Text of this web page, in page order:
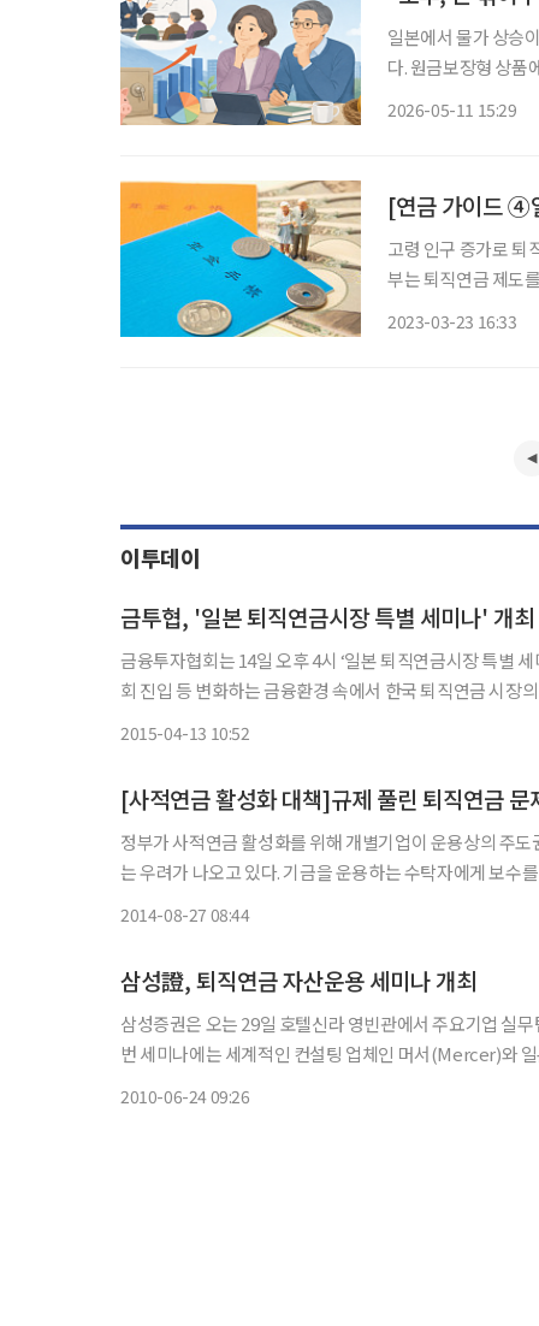
일본에서 물가 상승
다. 원금보장형 상품
2026-05-11 15:29
[연금 가이드 ④
고령 인구 증가로 퇴
부는 퇴직연금 제도
2023-03-23 16:33
이투데이
금투협, '일본 퇴직연금시장 특별 세미나' 개최
금융투자협회는 14일 오후 4시 ‘일본 퇴직연금시장 특별 세미나’를 개최한다. 이번 세미나는 전 세
회 진입 등 변화하는 금융환경 속에서 한국 퇴직연금 시장의 발
2015-04-13 10:52
[사적연금 활성화 대책]규제 풀린 퇴직연금 문
정부가 사적연금 활성화를 위해 개별기업이 운용상의 주
는 우려가 나오고 있다. 기금을 운용하는 수탁자에게 보수
2014-08-27 08:44
삼성證, 퇴직연금 자산운용 세미나 개최
삼성증권은 오는 29일 호텔신라 영빈관에서 주요기업 실
번 세미나에는 세계적인 컨설팅 업체인 머서(Mercer)와
2010-06-24 09:26